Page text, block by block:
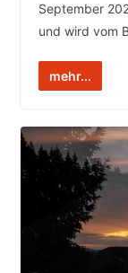
September
und wird vom
mehr...